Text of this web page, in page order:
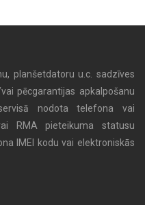
planšetdatoru u.c. sadzīves
pēcgarantijas apkalpošanu
nodota telefona vai
RMA pieteikuma statusu
IMEI kodu vai elektroniskās